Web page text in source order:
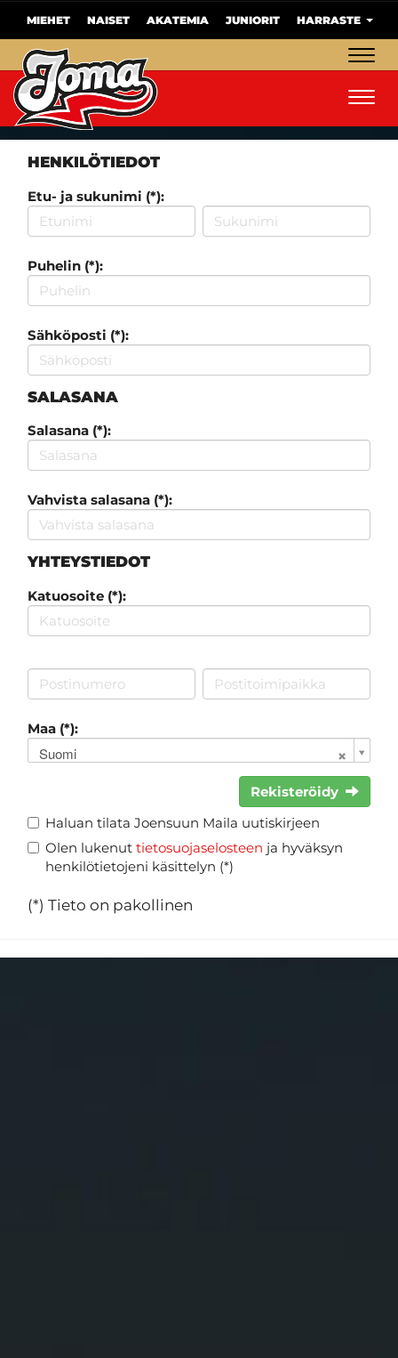
MIEHET NAISET AKATEMIA JUNIORIT HARRASTE
HENKILÖTIEDOT
Etu- ja sukunimi (*):
Puhelin (*):
Sähköposti (*):
SALASANA
Salasana (*):
Vahvista salasana (*):
YHTEYSTIEDOT
Katuosoite (*):
Maa (*):
Suomi
Rekisteröidy
Haluan tilata Joensuun Maila uutiskirjeen
Olen lukenut tietosuojaselosteen ja hyväksyn
henkilötietojeni käsittelyn (*)
(*) Tieto on pakollinen